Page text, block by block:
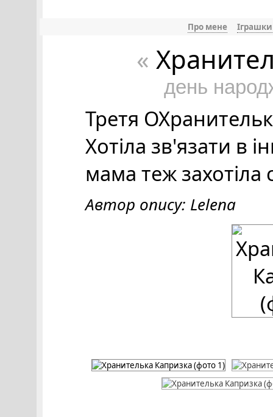
Про мене Іграшки
«
день
Третя
Хотіла зв'язати в
мама теж захотіла
Автор опису: Lelena